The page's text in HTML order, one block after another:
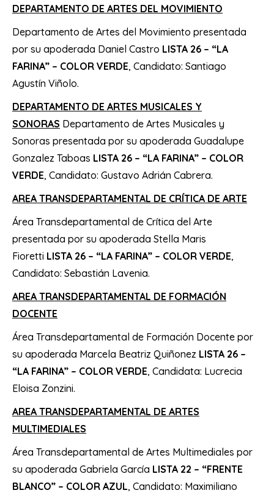
DEPARTAMENTO DE ARTES DEL MOVIMIENTO
Departamento de Artes del Movimiento presentada
por su apoderada Daniel Castro LISTA 26 – “LA
FARINA” – COLOR VERDE, Candidato: Santiago
Agustín Viñolo.
DEPARTAMENTO DE ARTES MUSICALES Y
SONORAS Departamento de Artes Musicales y
Sonoras presentada por su apoderada Guadalupe
Gonzalez Taboas LISTA 26 – “LA FARINA” – COLOR
VERDE, Candidato: Gustavo Adrián Cabrera.
AREA TRANSDEPARTAMENTAL DE CRÍTICA DE ARTE
Área Transdepartamental de Crítica del Arte
presentada por su apoderada Stella Maris
Fioretti LISTA 26 – “LA FARINA” – COLOR VERDE,
Candidato: Sebastián Lavenia.
AREA TRANSDEPARTAMENTAL DE FORMACIÓN
DOCENTE
Área Transdepartamental de Formación Docente por
su apoderada Marcela Beatriz Quiñonez LISTA 26 –
“LA FARINA” – COLOR VERDE, Candidata: Lucrecia
Eloisa Zonzini.
AREA TRANSDEPARTAMENTAL DE ARTES
MULTIMEDIALES
Área Transdepartamental de Artes Multimediales por
su apoderada Gabriela García LISTA 22 – “FRENTE
BLANCO” – COLOR AZUL, Candidato: Maximiliano